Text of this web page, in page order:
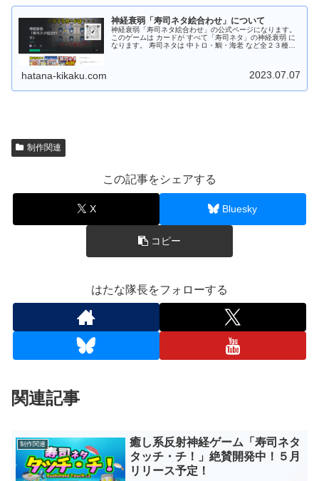
ンシア）」が降臨します！ 今後も改良を加えて「ロボ太-
思っています。 Android版の場合は「Google Play スト
ア」からダウンロードしてから遊ぶことができます。 Web
版の場合はダウンロードなしでＰＣのブラウザで遊ぶこと
ができます。 もちろんフリーソフトです。応援、よろしく
神経衰弱「寿司ネタ絵合わせ」について
神経衰弱「寿司ネタ絵合わせ」の公式ページになります。
このゲームは カードが すべて「寿司ネタ」の神経衰弱 に
なります。 寿司ネタは 中トロ・鯛・海老 など全２３種。
ードは 「AIと記憶力勝負！」 難易度は 初級から上級。 ラ
hatana-kikaku.com 2023.07.07
制作関連
この記事をシェアする
X Bluesky
コピー
はたな隊長をフォローする
関連記事
制作関連
癒し系反射神経ゲーム「寿司ネタ
タッチ・チ！」絶賛開発中！５月
リリース予定！